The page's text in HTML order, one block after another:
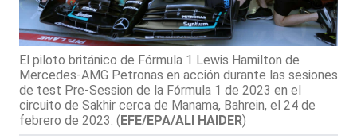
El piloto británico de Fórmula 1 Lewis Hamilton de
Mercedes-AMG Petronas en acción durante las sesiones
de test Pre-Session de la Fórmula 1 de 2023 en el
circuito de Sakhir cerca de Manama, Bahrein, el 24 de
febrero de 2023. ( EFE/EPA/ALI HAIDER)